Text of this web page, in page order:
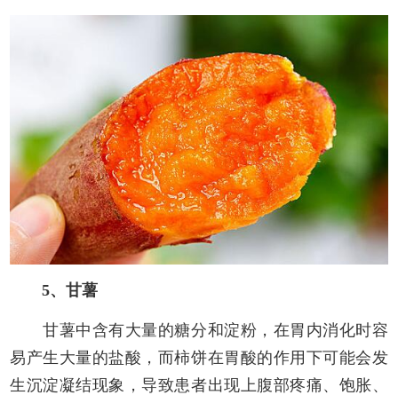
5、甘薯
甘薯中含有大量的糖分和淀粉，在胃内消化时容
易产生大量的盐酸，而柿饼在胃酸的作用下可能会发
生沉淀凝结现象，导致患者出现上腹部疼痛、饱胀、